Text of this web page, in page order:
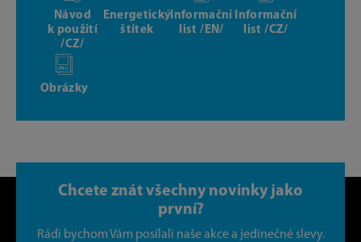
Návod
k použití
/CZ/
Energetický
štítek
Informační
list /EN/
Informační
list /CZ/
Obrázky
Chcete znát všechny novinky jako
první?
Rádi bychom Vám posílali naše akce a jedinečné slevy.